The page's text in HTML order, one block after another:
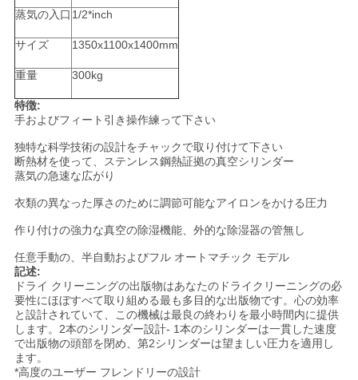
さ
い
ニ
ュ
ー
ス
場
合
VR
蒸気の入口 1/2*inch
サイズ 1350x1100x1400mm
重量 300kg
特徴:
手およびフィート引き操作練って下さい
独特な科学技術の設計をチャックで取り付けて下さい
断熱材を使って、ステンレス鋼熱証拠の真空シリンダー
蒸気の急速な広がり
衣類の異なった厚さのために調節可能なアイロンをかける圧力
作り付けの強力な真空の除湿機能、外的な除湿器の管無し
任意手動の、半自動およびフル オートマチック モデル
記述:
ドライ クリーニングの出版物はあなたのドライクリーニングの必
要性にほぼすべて取り組める最も多目的な出版物です。心の効率
と設計されていて、この機械は最良の終わりを最小時間内に提供
します。2本のシリンダー設計- 1本のシリンダーは一貫した速度
で出版物の頭部を閉め、第2シリンダーは望ましい圧力を適用し
ます。
*高度のユーザー フレンドリーの設計